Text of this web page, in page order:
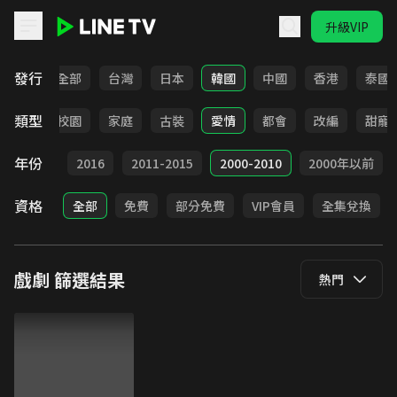
升級VIP
發行 全部 台灣 日本 韓國 中國 香港 泰國
類型
職場 校園 家庭 古裝 愛情 都會 改編 甜寵
年份
2017 2016 2011-2015 2000-2010 2000年以前
資格 全部 免費 部分免費 VIP會員 全集兌換
戲劇 篩選結果 熱門